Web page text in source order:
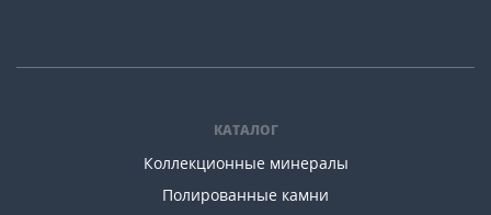
КАТАЛОГ
Коллекционные минералы
Полированные камни